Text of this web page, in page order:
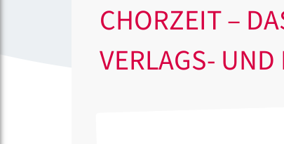
CHORZEIT –
VERLAGS-